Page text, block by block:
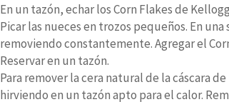
En un tazón, echar los Corn Flakes de
Picar las nueces en trozos pequeños. En
removiendo constantemente. Agregar el
Reservar en un tazón.
Para remover la cera natural de la cáscara
hirviendo en un tazón apto para el calor.